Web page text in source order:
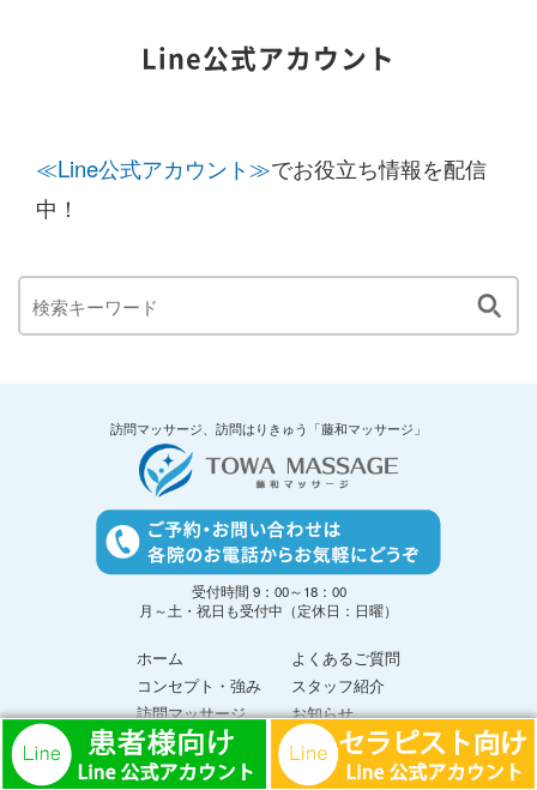
Line公式アカウント
≪Line公式アカウント≫でお役立ち情報を配信
中！
訪問マッサージ、訪問はりきゅう「藤和マッサージ」
受付時間 9：00～18：00
月～土・祝日も受付中（定休日：日曜）
ホーム
コンセプト・強み
訪問マッサージ
訪問はりきゅう
患者様の声
よくあるご質問
スタッフ紹介
お知らせ
ニュースレター
疾患・難病情報